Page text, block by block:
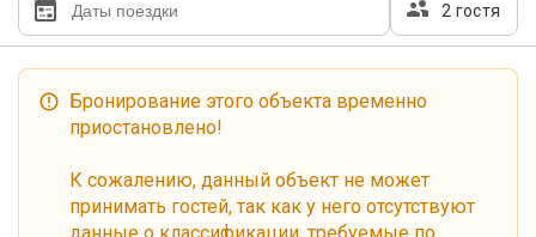
2 гостя
Бронирование этого объекта временно
приостановлено!
К сожалению, данный объект не может
принимать гостей, так как у него отсутствуют